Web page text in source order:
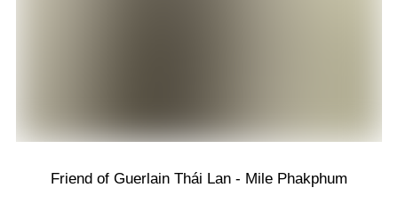
Friend of Guerlain Thái Lan - Mile Phakphum